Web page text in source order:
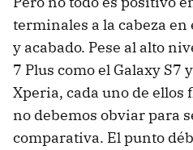
terminales a la cabeza
y acabado. Pese al alto
7 Plus como el Galaxy S7
Xperia, cada uno de ellos
no debemos obviar para
comparativa. El punto